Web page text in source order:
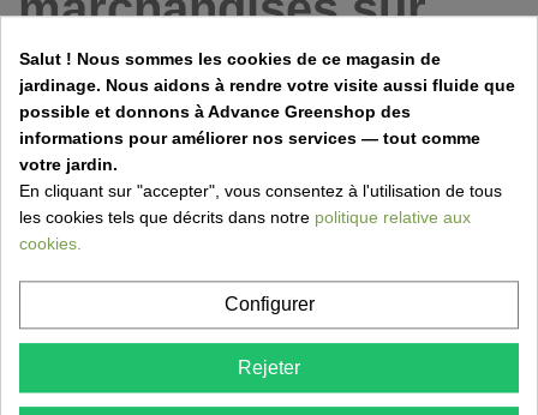
palettes.
Cet article s'applique aux marchandises livrées sur des
palettes Europe et des palettes jetables.
Tous les articles conditionnés en big bags, granulés et
caisses de bois de chauffage sont toujours livrés sur des
palettes.
En cas de livraison de marchandises sur des palettes
Europe, une caution de 25 € par palette Europe est
demandée.
Le lieu de déchargement doit être pavé d’asphalte, de
Salut ! Nous sommes les cookies de ce magasin de
jardinage. Nous aidons à rendre votre visite aussi fluide que
possible et donnons à Advance Greenshop des
informations pour améliorer nos services — tout comme
votre jardin.
En cliquant sur "accepter", vous consentez à l'utilisation de tous
les cookies tels que décrits dans notre politique relative aux
cookies.
Configurer
Rejeter